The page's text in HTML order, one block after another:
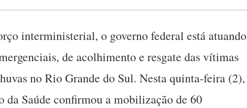
interministerial, o governo federal está atuando
de acolhimento e resgate das vítimas
no Rio Grande do Sul. Nesta quinta-feira (2),
da Saúde confirmou a mobilização de 60